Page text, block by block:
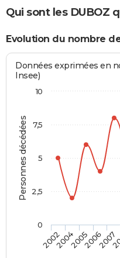
Qui sont les DUBOZ
Evolution du nombre
Personnes décédées
Données exprimées en
Insee)
20022004200520062007
0
10
2,5
5
7,5